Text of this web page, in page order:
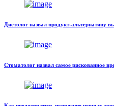
Диетолог назвал продукт-альтернативу
Стоматолог назвал самое рискованное